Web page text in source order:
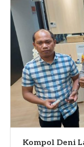
Kompol Deni